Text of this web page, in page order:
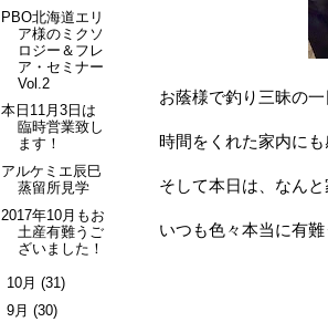
お蔭様で釣り三昧の
時間をくれた家内に
そして本日は、なん
いつも色々本当に有
PBO北海道エリ
ア様のミクソ
ロジー＆フレ
ア・セミナー
Vol.2
本日11月3日は
臨時営業致し
ます！
アルケミエ辰巳
蒸留所見学
2017年10月もお
土産有難うご
ざいました！
10月 (31)
9月 (30)